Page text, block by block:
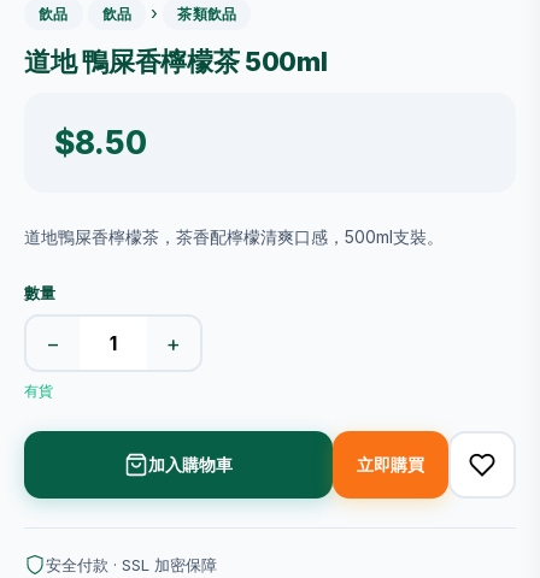
飲品 飲品 › 茶類飲品
道地 鴨屎香檸檬茶 500ml
$8.50
道地鴨屎香檸檬茶，茶香配檸檬清爽口感，500ml支裝。
數量
− +
有貨
加入購物車 立即購買
安全付款 · SSL 加密保障